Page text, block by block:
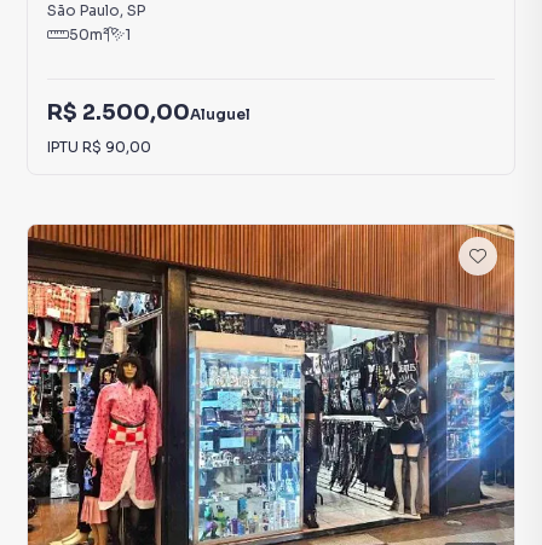
São Paulo, SP
50m² 1
R$ 2.500,00Aluguel
IPTU R$ 90,00